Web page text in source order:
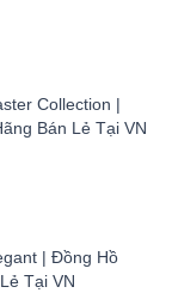
Collection |
Bán Lẻ Tại VN
| Đồng Hồ
Tại VN